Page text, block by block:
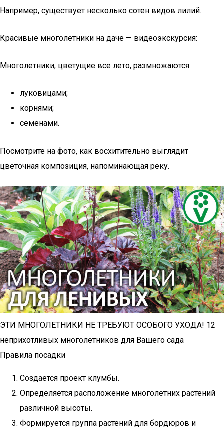
Например, существует несколько сотен видов лилий.
Красивые многолетники на даче — видеоэкскурсия:
Многолетники, цветущие все лето, размножаются:
луковицами;
корнями;
семенами.
Посмотрите на фото, как восхитительно выглядит
цветочная композиция, напоминающая реку.
ЭТИ МНОГОЛЕТНИКИ НЕ ТРЕБУЮТ ОСОБОГО УХОДА! 12
неприхотливых многолетников для Вашего сада
Правила посадки
Создается проект клумбы.
Определяется расположение многолетних растений
различной высоты.
Формируется группа растений для бордюров и